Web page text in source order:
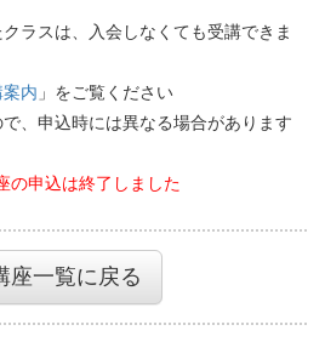
ラスは、入会しなくても受講できま
内 」をご覧ください
、申込時には異なる場合があります
の申込は終了しました
座一覧に戻る